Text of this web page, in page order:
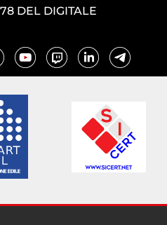
DEL DIGITALE